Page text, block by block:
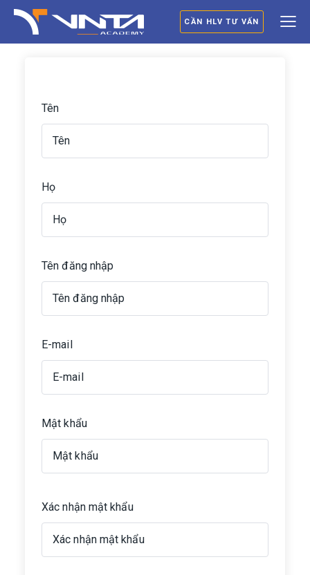
CẦN HLV TƯ VẤN
Tên
Họ
Tên đăng nhập
E-mail
Mật khẩu
Xác nhận mật khẩu